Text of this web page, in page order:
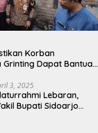
Korban
Grinting Dapat Bantuan
3, 2025
Lebaran,
Bupati Sidoarjo